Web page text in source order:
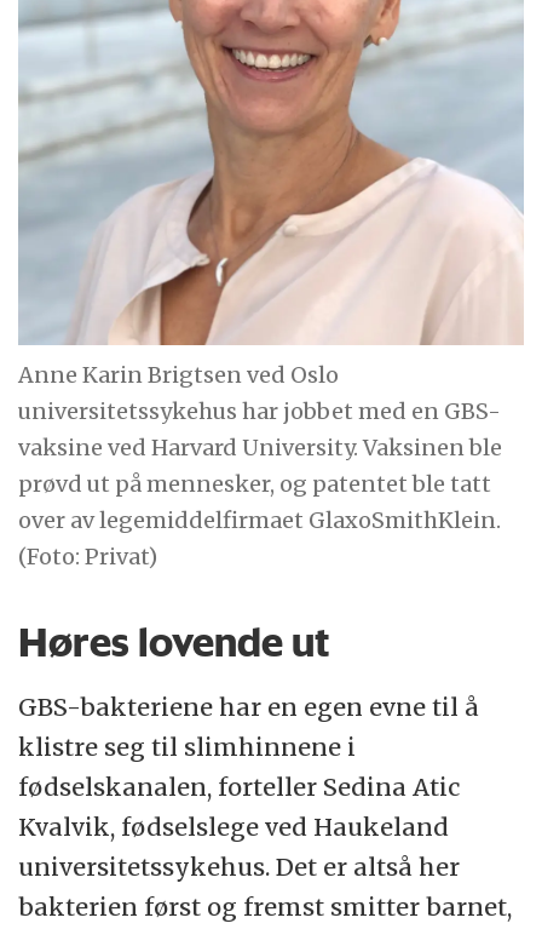
Anne Karin Brigtsen ved Oslo
universitetssykehus har jobbet med en GBS-
vaksine ved Harvard University. Vaksinen ble
prøvd ut på mennesker, og patentet ble tatt
over av legemiddelfirmaet GlaxoSmithKlein.
(Foto: Privat)
Høres lovende ut
GBS-bakteriene har en egen evne til å
klistre seg til slimhinnene i
fødselskanalen, forteller Sedina Atic
Kvalvik, fødselslege ved Haukeland
universitetssykehus. Det er altså her
bakterien først og fremst smitter barnet,